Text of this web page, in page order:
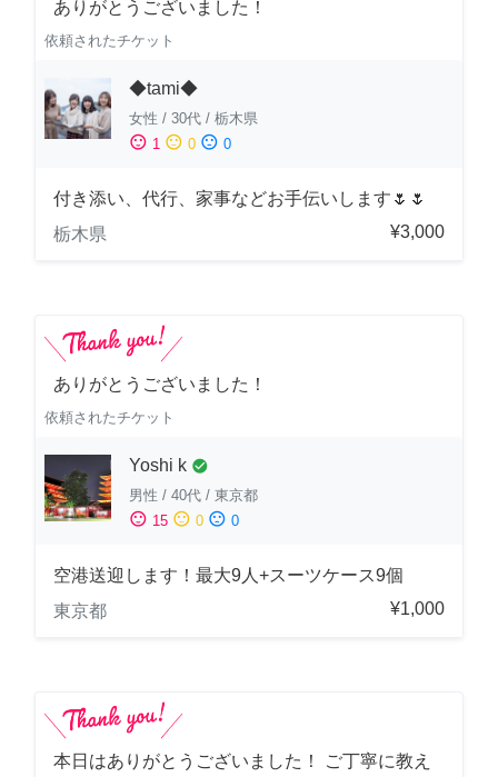
ありがとうございました！
依頼されたチケット
◆tami◆
女性 / 30代 / 栃木県
sentiment_satisfied 1 sentiment_neutral 0 sentiment_dissatisfied 0
付き添い、代行、家事などお手伝いします🌷🌷
栃木県
¥3,000
ありがとうございました！
依頼されたチケット
Yoshi k check_circle
男性 / 40代 / 東京都
sentiment_satisfied 15 sentiment_neutral 0 sentiment_dissatisfied 0
空港送迎します！最大9人+スーツケース9個
東京都
¥1,000
本日はありがとうございました！ ご丁寧に教え